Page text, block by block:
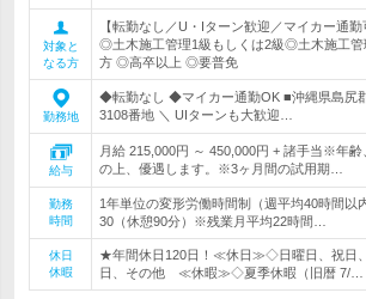
対象と
なる方
【転勤なし／U・Iターン歓迎／マイカー通勤
◎土木施工管理1級もしくは2級◎土木施工管
方 ◎高卒以上 ◎要普免
勤務地
◆転勤なし ◆マイカー通勤OK ■沖縄県島尻
3108番地 ＼ UIターンも大歓迎…
給与
月給 215,000円 ～ 450,000円 + 諸手当※年
の上、優遇します。※3ヶ月間の試用期…
勤務
時間
1年単位の変形労働時間制（週平均40時間以
30（休憩90分）※残業月平均22時間…
休日
休暇
★年間休日120日！≪休日≫◇日曜日、祝日
日、その他 ≪休暇≫◇夏季休暇（旧暦 7/…